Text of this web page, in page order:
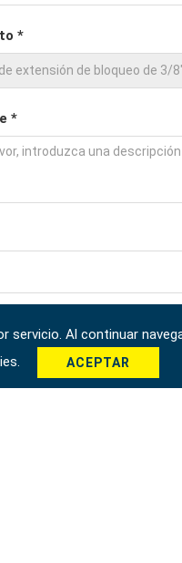
*
*
servicio. Al continuar
ACEPTAR